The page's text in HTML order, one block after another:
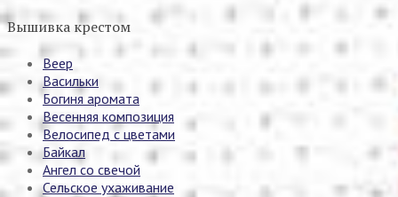
Вышивка крестом
Веер
Васильки
Богиня аромата
Весенняя композиция
Велосипед с цветами
Байкал
Ангел со свечой
Сельское ухаживание